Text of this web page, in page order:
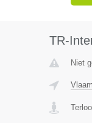
TR-
Niet